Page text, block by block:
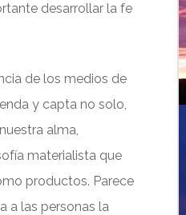
desarrollar la fe
de los medios de
y capta no solo,
alma,
materialista que
productos. Parece
a las personas la